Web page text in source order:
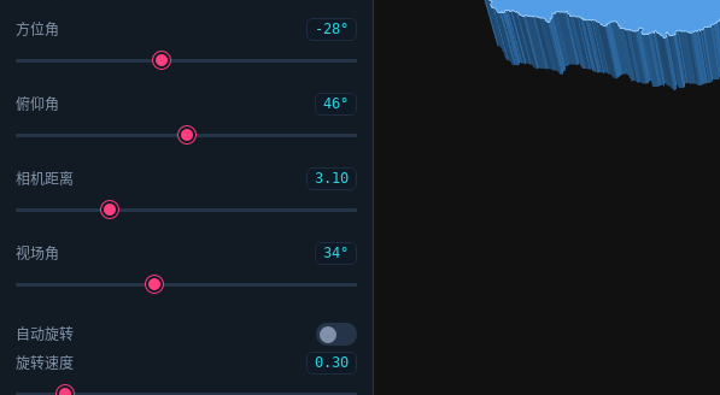
方位角 -28°
俯仰角 46°
相机距离 3.10
视场角 34°
自动旋转
旋转速度
0.30